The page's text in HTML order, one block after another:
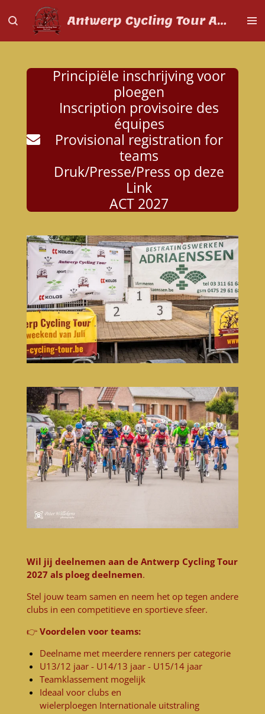
direct
Antwerp Cycling Tour Aspiranten
Principiële inschrijving voor
ploegen
Inscription provisoire des
équipes
Provisional registration for
teams
Druk/Presse/Press op deze
Link
ACT 2027
Wil jij deelnemen aan de Antwerp Cycling Tour
2027 als ploeg deelnemen.
Stel jouw team samen en neem het op tegen andere
clubs in een competitieve en sportieve sfeer.
👉 Voordelen voor teams:
Deelname met meerdere renners per categorie
U13/12 jaar - U14/13 jaar - U15/14 jaar
Teamklassement mogelijk
Ideaal voor clubs en
wielerploegen Internationale uitstraling